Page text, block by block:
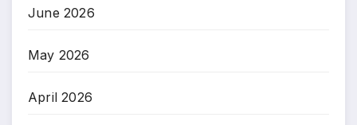
June 2026
May 2026
April 2026